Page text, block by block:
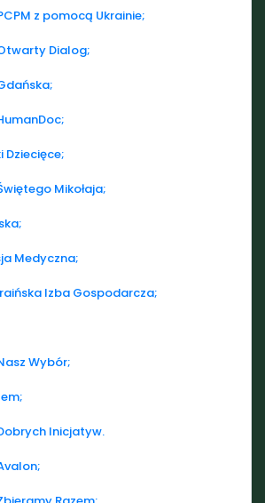
z pomocą Ukrainie;
Dialog;
Dziecięce;
Mikołaja;
Medyczna;
Izba Gospodarcza;
Wybór;
Inicjatyw.